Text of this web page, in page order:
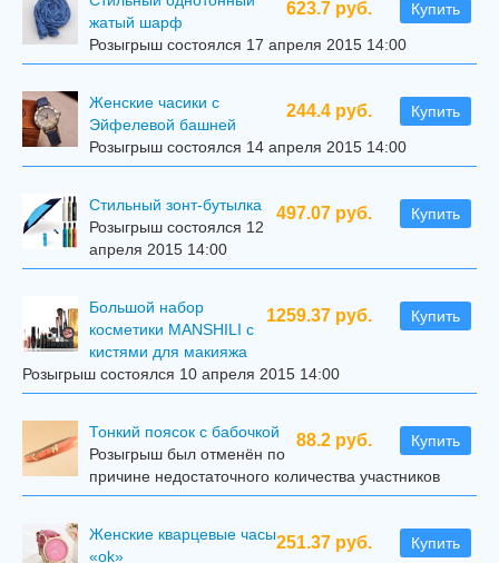
623.7 руб. Купить
жатый шарф
Розыгрыш состоялся 17 апреля 2015 14:00
244.4 руб. Купить
Женские часики с
Эйфелевой башней
Розыгрыш состоялся 14 апреля 2015 14:00
497.07 руб. Купить
Стильный зонт-бутылка
Розыгрыш состоялся 12
апреля 2015 14:00
1259.37 руб. Купить
Большой набор
косметики MANSHILI с
кистями для макияжа
Розыгрыш состоялся 10 апреля 2015 14:00
88.2 руб. Купить
Тонкий поясок с бабочкой
Розыгрыш был отменён по
причине недостаточного количества участников
251.37 руб. Купить
Женские кварцевые часы
«ok»